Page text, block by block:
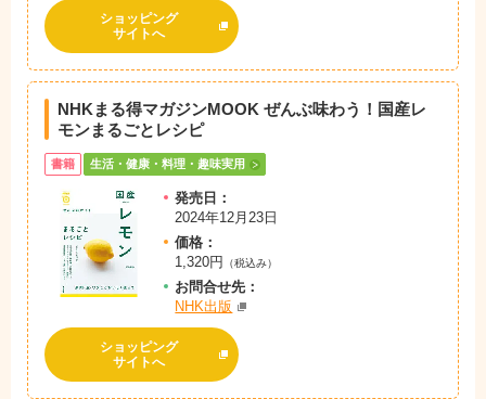
ショッピング
サイトへ
NHKまる得マガジンMOOK ぜんぶ味わう！国産レ
モンまるごとレシピ
書籍 生活・健康・料理・趣味実用
発売日：
2024年12月23日
価格：
1,320円
（税込み）
お問合せ先：
NHK出版
ショッピング
サイトへ